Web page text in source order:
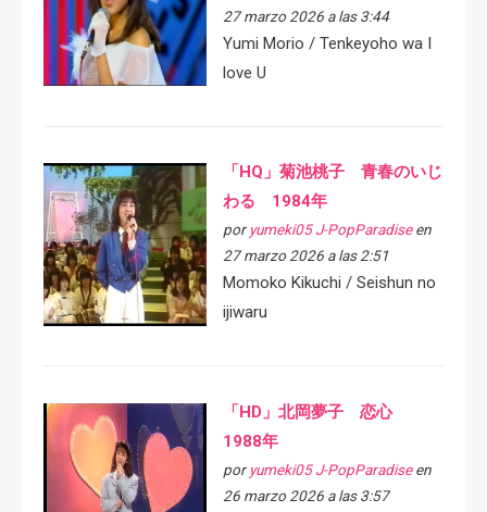
27 marzo 2026 a las 3:44
Yumi Morio / Tenkeyoho wa I
love U
「HQ」菊池桃子 青春のいじ
わる 1984年
por yumeki05 J-PopParadiseen
27 marzo 2026 a las 2:51
Momoko Kikuchi / Seishun no
ijiwaru
「HD」北岡夢子 恋心
1988年
por yumeki05 J-PopParadiseen
26 marzo 2026 a las 3:57